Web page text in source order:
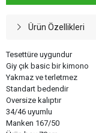
Ürün Özellikleri
Tesettüre uygundur
Giy çık basic bir kimono
Yakmaz ve terletmez
Standart bedendir
Oversize kalıptır
34/46 uyumlu
Manken 167/50